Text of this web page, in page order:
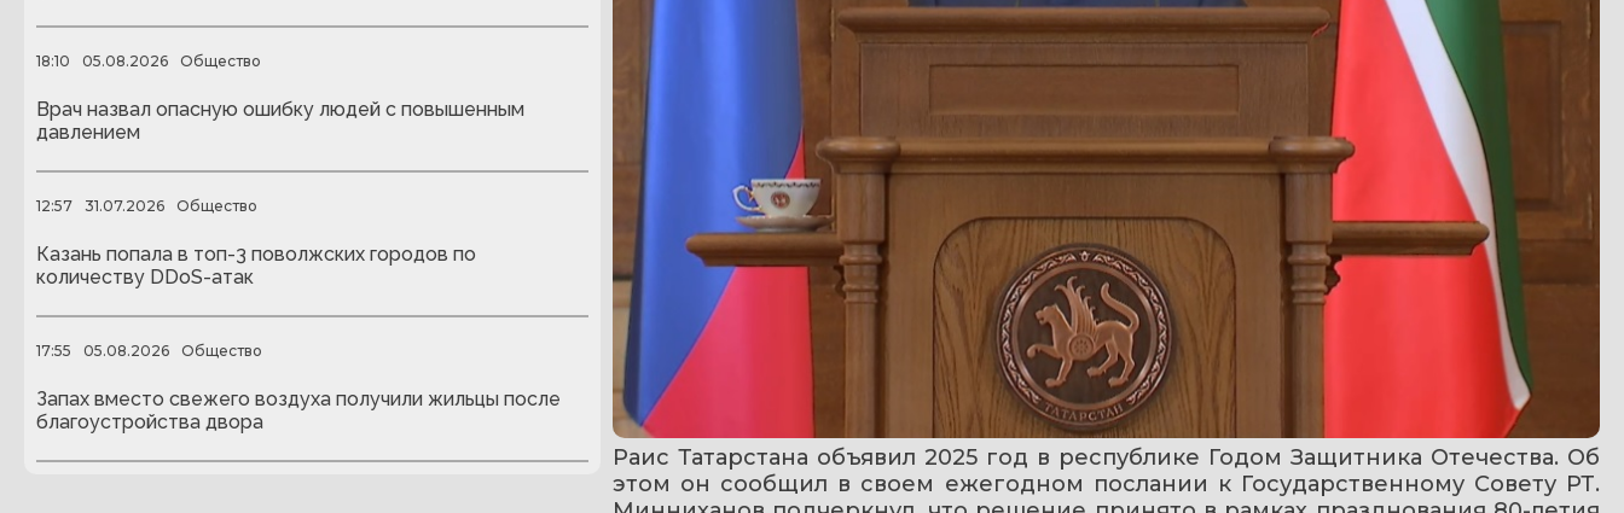
18:10 05.08.2026 Общество
Врач назвал опасную ошибку людей с повышенным
давлением
12:57 31.07.2026 Общество
Казань попала в топ-3 поволжских городов по
количеству DDoS-атак
17:55 05.08.2026 Общество
Запах вместо свежего воздуха получили жильцы после
благоустройства двора
Раис Татарстана объявил 2025 год в республике Годом Защитника Отечества. Об
этом он сообщил в своем ежегодном послании к Государственному Совету РТ.